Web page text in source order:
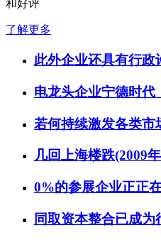
和好评
了解更多
此外企业还具有行政
电龙头企业宁德时代
若何持续激发各类市
几回上海楼跌(2009年
0%的参展企业正正
同取资本整合已成